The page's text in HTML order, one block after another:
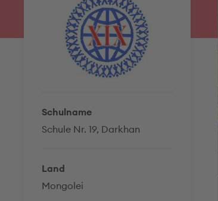
Schulname
Schule Nr. 19, Darkhan
Land
Mongolei